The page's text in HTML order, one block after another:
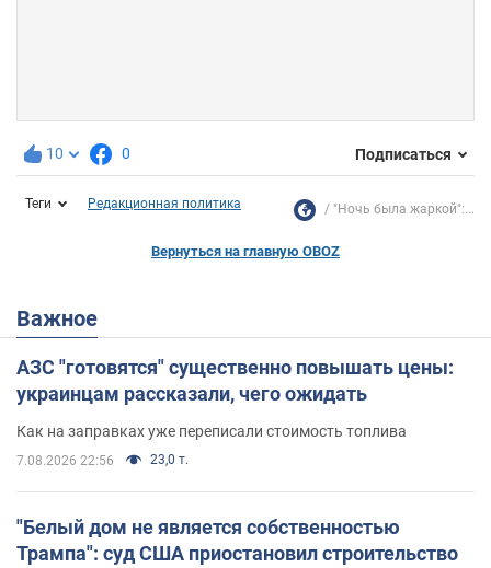
10 0 Подписаться
Теги Редакционная политика "Ночь была жаркой":...
Вернуться на главную OBOZ
Важное
АЗС "готовятся" существенно повышать цены:
украинцам рассказали, чего ожидать
Как на заправках уже переписали стоимость топлива
7.08.2026 22:56 23,0 т.
"Белый дом не является собственностью
Трампа": суд США приостановил строительство